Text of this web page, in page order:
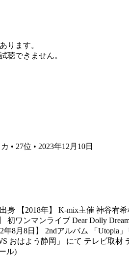
ります。
聴できません。
• 27位 • 2023年12月10日
身 【2018年】 K-mix主催 神谷
初ワンマンライブ Dear Dolly
年8月8日】 2ndアルバム 「
おはよう静岡」 にて テレビ取材
ル)